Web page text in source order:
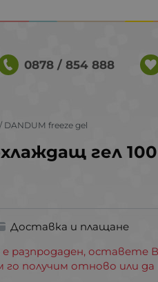
0878 / 854 888
freeze gel
гел 100
Доставка и плащане
разпродаден, оставете
получим отново или да